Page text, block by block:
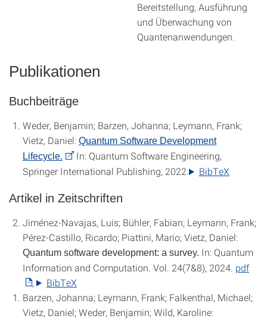
Bereitstellung, Ausführung
und Überwachung von
Quantenanwendungen.
Publikationen
Buchbeiträge
Weder, Benjamin; Barzen, Johanna; Leymann, Frank;
Vietz, Daniel: Quantum Software Development
Lifecycle.
In: Quantum Software Engineering,
Springer International Publishing, 2022.
BibTeX
Artikel in Zeitschriften
Jiménez-Navajas, Luis; Bühler, Fabian; Leymann, Frank;
Pérez-Castillo, Ricardo; Piattini, Mario; Vietz, Daniel:
Quantum software development: a survey. In: Quantum
Information and Computation. Vol. 24(7&8), 2024. pdf
, ‌
BibTeX
Barzen, Johanna; Leymann, Frank; Falkenthal, Michael;
Vietz, Daniel; Weder, Benjamin; Wild, Karoline: